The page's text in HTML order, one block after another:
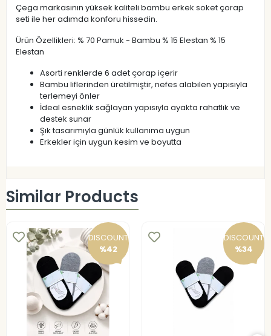
Çega markasının yüksek kaliteli bambu erkek soket çorap
seti ile her adımda konforu hissedin.
Ürün Özellikleri: % 70 Pamuk - Bambu % 15 Elestan % 15
Elestan
Asorti renklerde 6 adet çorap içerir
Bambu liflerinden üretilmiştir, nefes alabilen yapısıyla
terlemeyi önler
İdeal esneklik sağlayan yapısıyla ayakta rahatlık ve
destek sunar
Şık tasarımıyla günlük kullanıma uygun
Erkekler için uygun kesim ve boyutta
Similar Products
DISCOUNT
%42
DISCOUNT
%34